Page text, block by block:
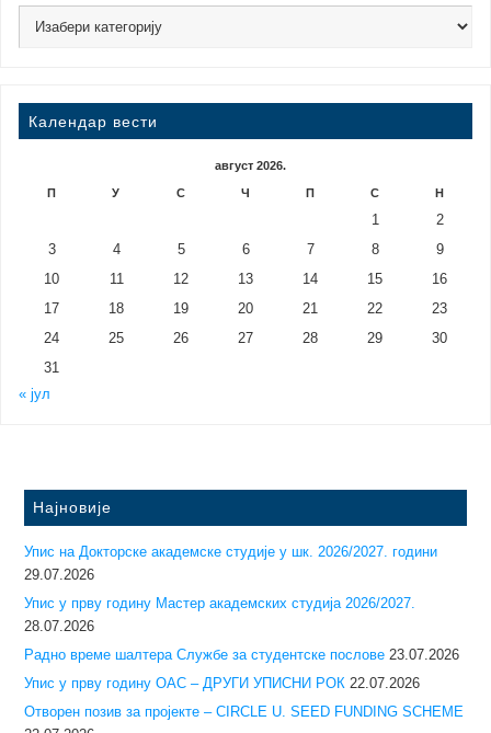
Календар вести
август 2026.
П У С Ч П С Н
1
2
3
4 5 6 7 8
9
10
11 12 13 14 15
16
17
18 19 20 21 22
23
24
25 26 27 28 29
30
31
« јул
Најновије
Упис на Докторске академске студије у шк. 2026/2027. години
29.07.2026
Упис у прву годину Mастер академских студија 2026/2027.
28.07.2026
Радно време шалтера Службе за студентске послове 23.07.2026
Упис у прву годину ОАС – ДРУГИ УПИСНИ РОК 22.07.2026
Отворен позив за пројекте – CIRCLE U. SEED FUNDING SCHEME